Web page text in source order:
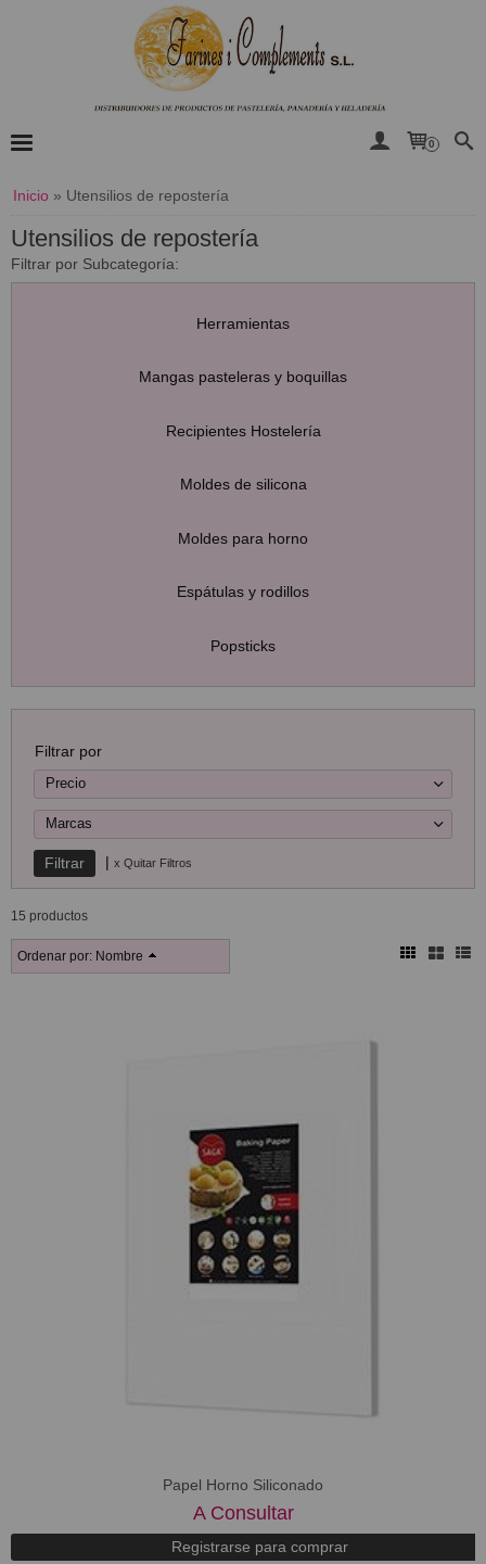
0
Inicio » Utensilios de repostería
Utensilios de repostería
Filtrar por Subcategoría:
Herramientas
Mangas pasteleras y boquillas
Recipientes Hostelería
Moldes de silicona
Moldes para horno
Espátulas y rodillos
Popsticks
Filtrar por
Precio
Marcas
| x Quitar Filtros
15 productos
Ordenar por: Nombre
Papel Horno Siliconado
A Consultar
Registrarse para comprar